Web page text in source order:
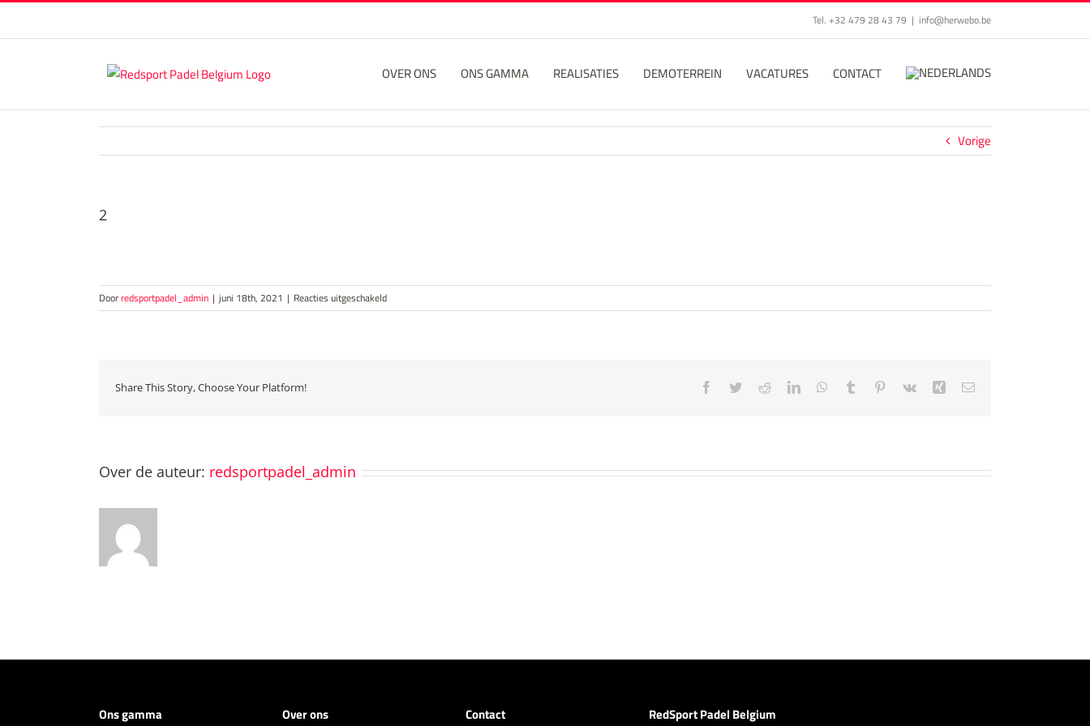
Tel. +32 479 28 43 79 | info@herwebo.be
OVER ONS ONS GAMMA REALISATIES DEMOTERREIN VACATURES CONTACT
Vorige
2
Doorredsportpadel_admin | juni 18th, 2021 | Reacties uitgeschakeldvoor
2
Share This Story, Choose Your Platform! Facebook
TwitterRedditLinkedInWhatsApp
Tumblr Pinterest
Vk Xing E-
Over de auteur: redsportpadel_admin
Ons gamma
Over ons
Contact
RedSport Padel Belgium